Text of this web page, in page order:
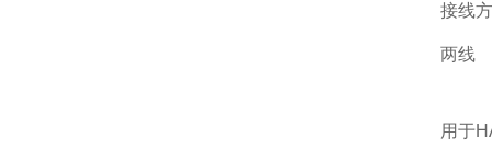
接线
两线
用于